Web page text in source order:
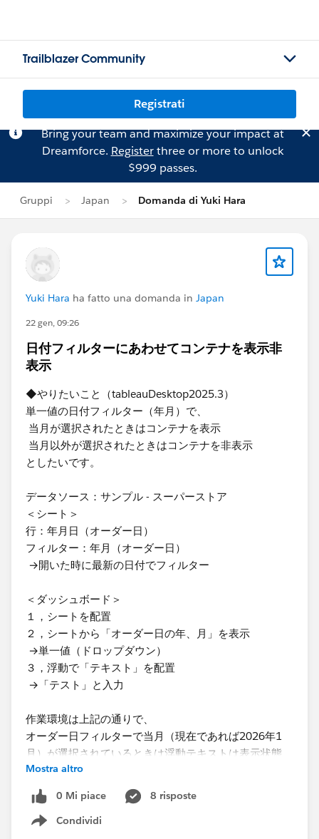
Trailblazer Community
Registrati
Bring your team and maximize your impact at
Dreamforce. Registerthree or more to unlock
$999 passes.
Gruppi Japan Domanda di Yuki Hara
Yuki Hara ha fatto una domanda in Japan
22 gen, 09:26
日付フィルターにあわせてコンテナを表示非
表示
◆やりたいこと（tableauDesktop2025.3）
単一値の日付フィルター（年月）で、
当月が選択されたときはコンテナを表示
当月以外が選択されたときはコンテナを非表示
としたいです。
データソース：サンプル - スーパーストア
＜シート＞
行：年月日（オーダー日）
フィルター：年月（オーダー日）
→開いた時に最新の日付でフィルター
＜ダッシュボード＞
１，シートを配置
２，シートから「オーダー日の年、月」を表示
→単一値（ドロップダウン）
３，浮動で「テキスト」を配置
→「テスト」と入力
作業環境は上記の通りで、
オーダー日フィルターで当月（現在であれば2026年1
月）が選択されているときは浮動テキストは表示状態
で、
それ以外であれば浮動テキストが非表示になるように設
定したいです。
レイアウトの「値を使用して表示状態を制御する」から
Mostra altro
0 Mi piace
8 risposte
Condividi
Show menu